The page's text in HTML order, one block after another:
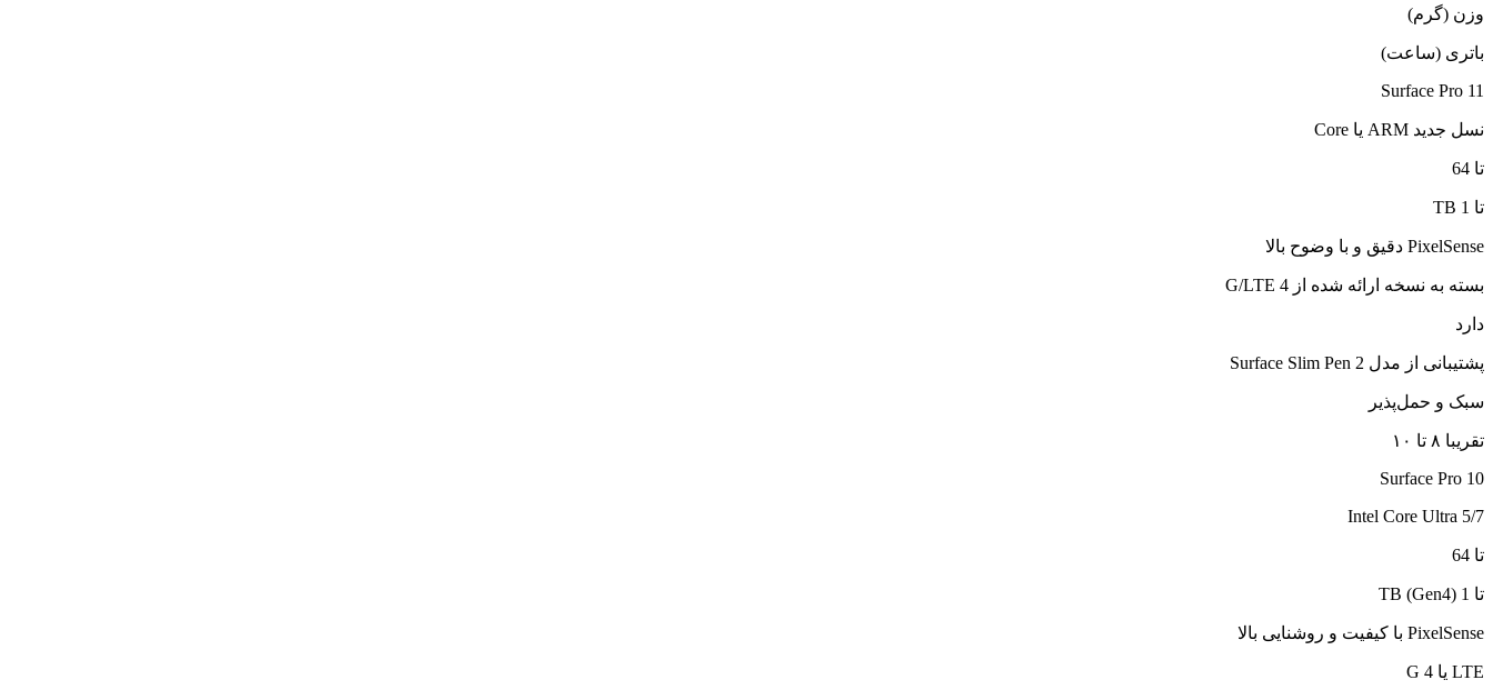
وزن (گرم)
باتری (ساعت)
Surface Pro 11
نسل جدید ARM یا Core
تا 64
تا 1 TB
PixelSense دقیق و با وضوح بالا
بسته به نسخه ارائه شده از 4 G/LTE
دارد
پشتیبانی از مدل‌ Surface Slim Pen 2
سبک و حمل‌پذیر
تقریبا ۸ تا ۱۰
Surface Pro 10
Intel Core Ultra 5/7
تا 64
تا 1 TB (Gen4)
PixelSense با کیفیت و روشنایی بالا
LTE یا 4 G